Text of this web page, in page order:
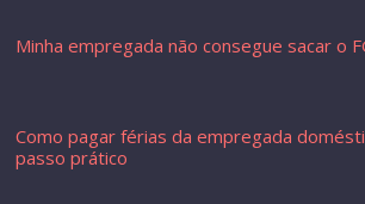
Minha empregada não consegue sacar o
Como pagar férias da empregada
passo prático